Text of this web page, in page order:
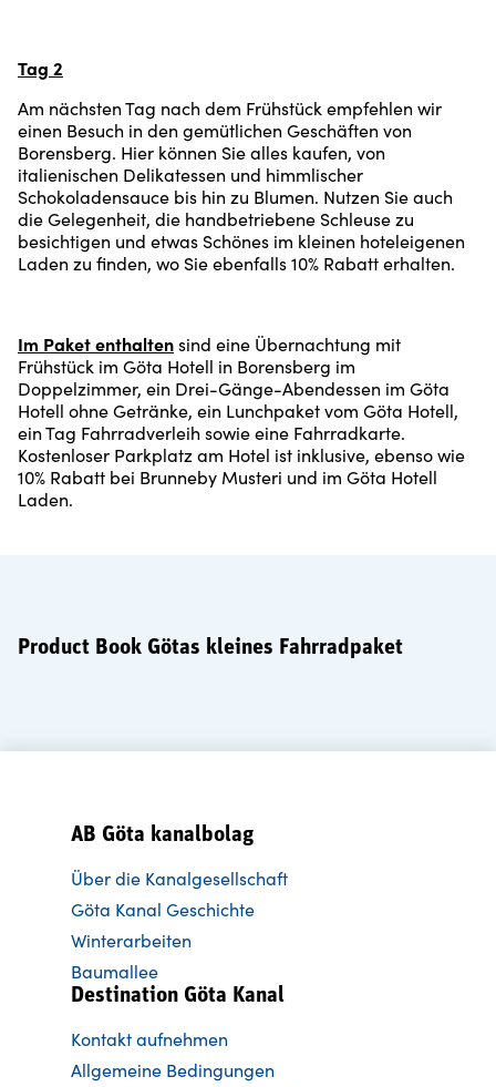
Tag 2
Am nächsten Tag nach dem Frühstück empfehlen wir
einen Besuch in den gemütlichen Geschäften von
Borensberg. Hier können Sie alles kaufen, von
italienischen Delikatessen und himmlischer
Schokoladensauce bis hin zu Blumen. Nutzen Sie auch
die Gelegenheit, die handbetriebene Schleuse zu
besichtigen und etwas Schönes im kleinen hoteleigenen
Laden zu finden, wo Sie ebenfalls 10% Rabatt erhalten.
Im Paket enthaltensind eine Übernachtung mit
Frühstück im Göta Hotell in Borensberg im
Doppelzimmer, ein Drei-Gänge-Abendessen im Göta
Hotell ohne Getränke, ein Lunchpaket vom Göta Hotell,
ein Tag Fahrradverleih sowie eine Fahrradkarte.
Kostenloser Parkplatz am Hotel ist inklusive, ebenso wie
10% Rabatt bei Brunneby Musteri und im Göta Hotell
Laden.
Product Book Götas kleines Fahrradpaket
AB Göta kanalbolag
Über die Kanalgesellschaft
Göta Kanal Geschichte
Winterarbeiten
Baumallee
Destination Göta Kanal
Kontakt aufnehmen
Allgemeine Bedingungen